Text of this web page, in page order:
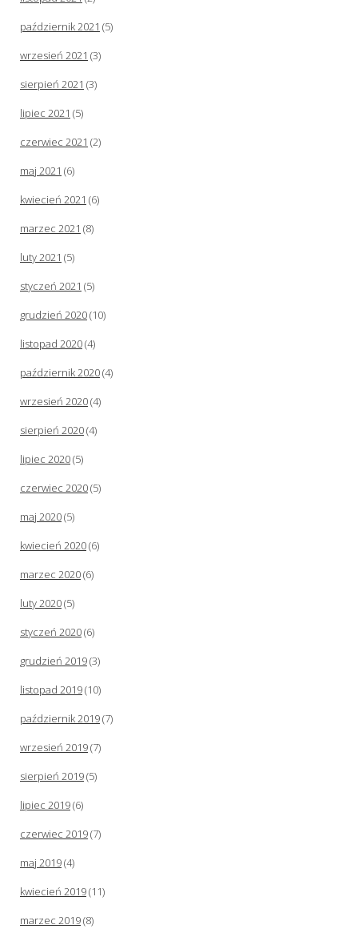
październik 2021 (5)
wrzesień 2021 (3)
sierpień 2021 (3)
lipiec 2021 (5)
czerwiec 2021 (2)
maj 2021 (6)
kwiecień 2021 (6)
marzec 2021 (8)
luty 2021 (5)
styczeń 2021 (5)
grudzień 2020(10)
listopad 2020(4)
październik 2020(4)
wrzesień 2020(4)
sierpień 2020(4)
lipiec 2020(5)
czerwiec 2020(5)
maj 2020(5)
kwiecień 2020(6)
marzec 2020(6)
luty 2020(5)
styczeń 2020(6)
grudzień 2019(3)
listopad 2019(10)
październik 2019(7)
wrzesień 2019(7)
sierpień 2019(5)
lipiec 2019(6)
czerwiec 2019(7)
maj 2019(4)
kwiecień 2019(11)
marzec 2019(8)